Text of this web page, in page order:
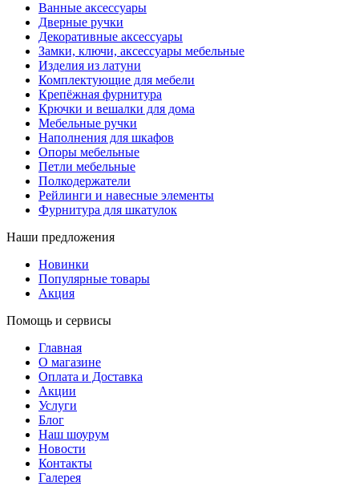
Ванные аксессуары
Дверные ручки
Декоративные аксессуары
Замки, ключи, аксессуары мебельные
Изделия из латуни
Комплектующие для мебели
Крепёжная фурнитура
Крючки и вешалки для дома
Мебельные ручки
Наполнения для шкафов
Опоры мебельные
Петли мебельные
Полкодержатели
Рейлинги и навесные элементы
Фурнитура для шкатулок
Наши предложения
Новинки
Популярные товары
Акция
Помощь и сервисы
Главная
О магазине
Оплата и Доставка
Акции
Услуги
Блог
Наш шоурум
Новости
Контакты
Галерея